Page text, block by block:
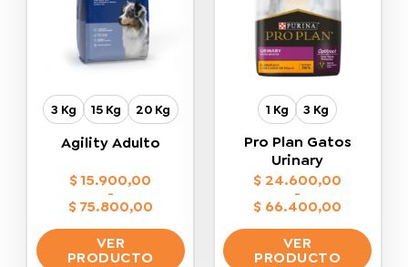
3 Kg 15 Kg 20 Kg
Agility Adulto
$15.900,00
-
$75.800,00
Rango
de
precios:
desde
VER
PRODUCTO
1 Kg 3 Kg
Pro Plan Gatos
Urinary
$ 24.600,00
-
$ 66.400,00
Rango
de
precios:
desde
VER
PRODUCTO